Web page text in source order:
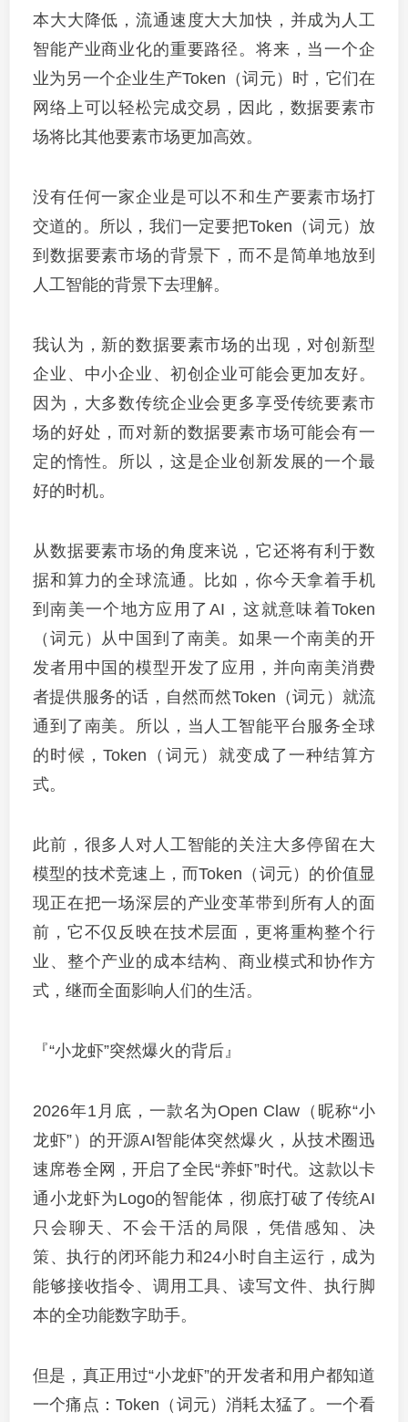
本大大降低，流通速度大大加快，并成为人工
智能产业商业化的重要路径。将来，当一个企
业为另一个企业生产Token（词元）时，它们在
网络上可以轻松完成交易，因此，数据要素市
场将比其他要素市场更加高效。
没有任何一家企业是可以不和生产要素市场打
交道的。所以，我们一定要把Token（词元）放
到数据要素市场的背景下，而不是简单地放到
人工智能的背景下去理解。
我认为，新的数据要素市场的出现，对创新型
企业、中小企业、初创企业可能会更加友好。
因为，大多数传统企业会更多享受传统要素市
场的好处，而对新的数据要素市场可能会有一
定的惰性。所以，这是企业创新发展的一个最
好的时机。
从数据要素市场的角度来说，它还将有利于数
据和算力的全球流通。比如，你今天拿着手机
到南美一个地方应用了AI，这就意味着Token
（词元）从中国到了南美。如果一个南美的开
发者用中国的模型开发了应用，并向南美消费
者提供服务的话，自然而然Token（词元）就流
通到了南美。所以，当人工智能平台服务全球
的时候，Token（词元）就变成了一种结算方
式。
此前，很多人对人工智能的关注大多停留在大
模型的技术竞速上，而Token（词元）的价值显
现正在把一场深层的产业变革带到所有人的面
前，它不仅反映在技术层面，更将重构整个行
业、整个产业的成本结构、商业模式和协作方
式，继而全面影响人们的生活。
『“小龙虾”突然爆火的背后』
2026年1月底，一款名为Open Claw（昵称“小
龙虾”）的开源AI智能体突然爆火，从技术圈迅
速席卷全网，开启了全民“养虾”时代。这款以卡
通小龙虾为Logo的智能体，彻底打破了传统AI
只会聊天、不会干活的局限，凭借感知、决
策、执行的闭环能力和24小时自主运行，成为
能够接收指令、调用工具、读写文件、执行脚
本的全功能数字助手。
但是，真正用过“小龙虾”的开发者和用户都知道
一个痛点：Token（词元）消耗太猛了。一个看